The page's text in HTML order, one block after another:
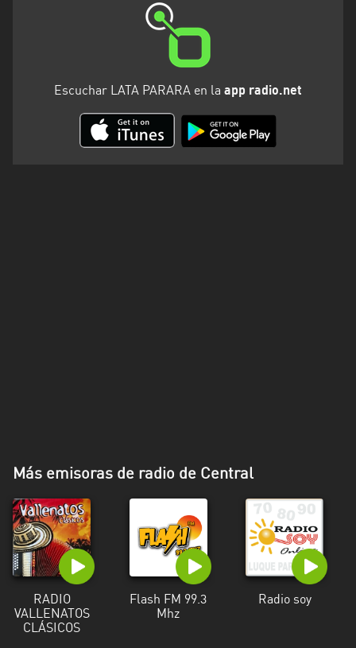
Escuchar LATA PARARA en la app radio.net
Más emisoras de radio de Central
RADIO
VALLENATOS
CLÁSICOS
Flash FM 99.3
Mhz
Radio soy